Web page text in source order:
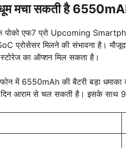
मचा सकती है
कि पोको एफ7 प्रो Upcoming
प्रोसेसर मिलने की संभावना है।
का ऑप्शन मिल सकता है।
में 6550mAh की बैटरी बड़ा धमाका
दिन आराम से चल सकती है। इसके साथ